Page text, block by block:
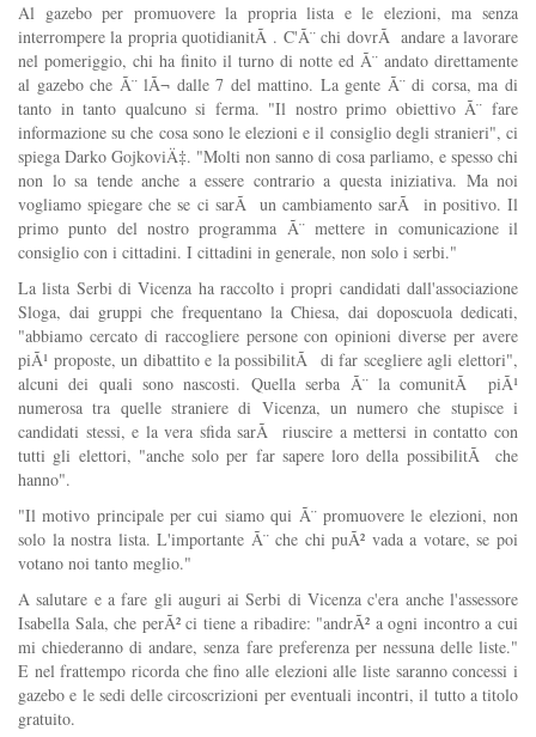
Al gazebo per promuovere la propria lista e le elezioni, ma senza
interrompere la propria quotidianitÃ . C'Ã¨ chi dovrÃ andare a lavorare
nel pomeriggio, chi ha finito il turno di notte ed Ã¨ andato direttamente
al gazebo che Ã¨ lÃ¬ dalle 7 del mattino. La gente Ã¨ di corsa, ma di
tanto in tanto qualcuno si ferma. "Il nostro primo obiettivo Ã¨ fare
informazione su che cosa sono le elezioni e il consiglio degli stranieri", ci
spiega Darko GojkoviÄ‡. "Molti non sanno di cosa parliamo, e spesso chi
non lo sa tende anche a essere contrario a questa iniziativa. Ma noi
vogliamo spiegare che se ci sarÃ un cambiamento sarÃ in positivo. Il
primo punto del nostro programma Ã¨ mettere in comunicazione il
consiglio con i cittadini. I cittadini in generale, non solo i serbi."
La lista Serbi di Vicenza ha raccolto i propri candidati dall'associazione
Sloga, dai gruppi che frequentano la Chiesa, dai doposcuola dedicati,
"abbiamo cercato di raccogliere persone con opinioni diverse per avere
piÃ¹ proposte, un dibattito e la possibilitÃ di far scegliere agli elettori",
alcuni dei quali sono nascosti. Quella serba Ã¨ la comunitÃ piÃ¹
numerosa tra quelle straniere di Vicenza, un numero che stupisce i
candidati stessi, e la vera sfida sarÃ riuscire a mettersi in contatto con
tutti gli elettori, "anche solo per far sapere loro della possibilitÃ che
hanno".
"Il motivo principale per cui siamo qui Ã¨ promuovere le elezioni, non
solo la nostra lista. L'importante Ã¨ che chi puÃ² vada a votare, se poi
votano noi tanto meglio."
A salutare e a fare gli auguri ai Serbi di Vicenza c'era anche l'assessore
Isabella Sala, che perÃ² ci tiene a ribadire: "andrÃ² a ogni incontro a cui
mi chiederanno di andare, senza fare preferenza per nessuna delle liste."
E nel frattempo ricorda che fino alle elezioni alle liste saranno concessi i
gazebo e le sedi delle circoscrizioni per eventuali incontri, il tutto a titolo
gratuito.